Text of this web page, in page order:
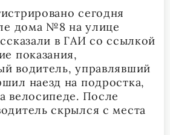
сегодня
дома №8 на улице
в ГАИ со ссылкой
показания,
водитель, управлявший
наезд на подростка,
велосипеде. После
скрылся с места